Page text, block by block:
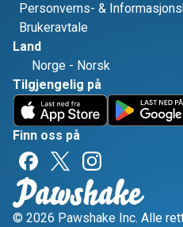
Personverns- &
Brukeravtale
Land
Norge - Norsk
Tilgjengelig på
Finn oss på
© 2026 Pawshake Inc. Alle